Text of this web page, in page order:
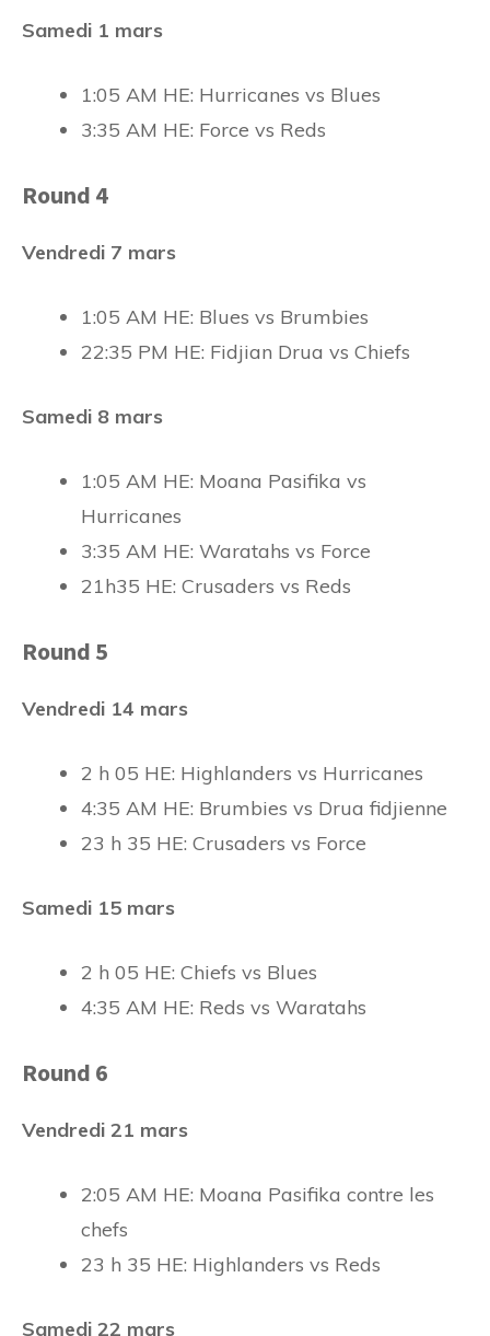
Samedi 1 mars
1:05 AM HE: Hurricanes vs Blues
3:35 AM HE: Force vs Reds
Round 4
Vendredi 7 mars
1:05 AM HE: Blues vs Brumbies
22:35 PM HE: Fidjian Drua vs Chiefs
Samedi 8 mars
1:05 AM HE: Moana Pasifika vs
Hurricanes
3:35 AM HE: Waratahs vs Force
21h35 HE: Crusaders vs Reds
Round 5
Vendredi 14 mars
2 h 05 HE: Highlanders vs Hurricanes
4:35 AM HE: Brumbies vs Drua fidjienne
23 h 35 HE: Crusaders vs Force
Samedi 15 mars
2 h 05 HE: Chiefs vs Blues
4:35 AM HE: Reds vs Waratahs
Round 6
Vendredi 21 mars
2:05 AM HE: Moana Pasifika contre les
chefs
23 h 35 HE: Highlanders vs Reds
Samedi 22 mars